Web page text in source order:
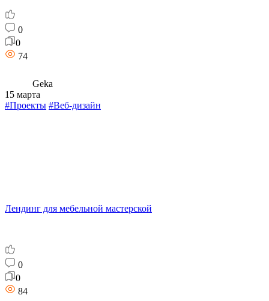
0
0
74
Geka
15 марта
#Проекты #Веб-дизайн
Лендинг для мебельной мастерской
0
0
84